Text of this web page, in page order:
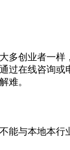
多创业者一样
过在线咨询或
难。
能与本地本行